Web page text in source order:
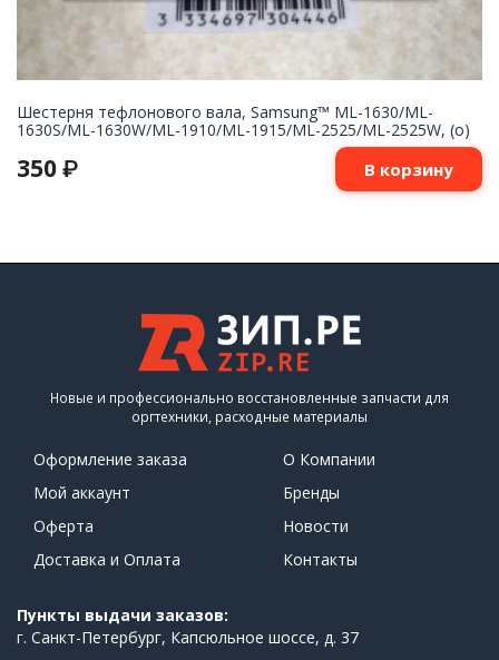
Шестерня тефлонового вала, Samsung™ ML-1630/ML-
1630S/ML-1630W/ML-1910/ML-1915/ML-2525/ML-2525W, (о)
350 ₽ В корзину
Новые и профессионально восстановленные запчасти для
оргтехники, расходные материалы
Оформление заказа
Мой аккаунт
Оферта
Доставка и Оплата
О Компании
Бренды
Новости
Контакты
Пункты выдачи заказов:
г. Санкт-Петербург, Капсюльное шоссе, д. 37